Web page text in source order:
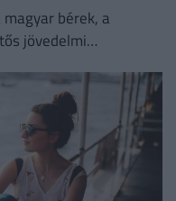
bérek, a
jövedelmi